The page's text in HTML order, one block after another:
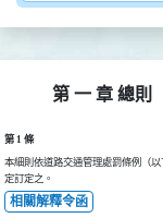
第 一 章 總則
第 1 條
本細則依道路交通管理處罰條例（
定訂定之。
相關解釋令函